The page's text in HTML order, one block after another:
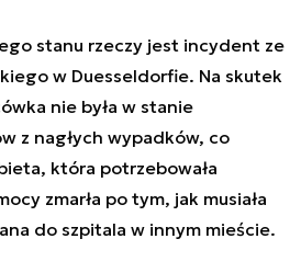
stanu rzeczy jest incydent ze
w Duesseldorfie. Na skutek
nie była w stanie
z nagłych wypadków, co
która potrzebowała
zmarła po tym, jak musiała
do szpitala w innym mieście.